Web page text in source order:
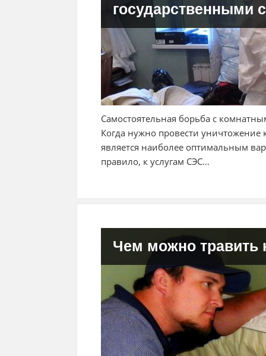
государственными
Самостоятельная борьба с
Когда нужно провести уничтожение
является наиболее оптимальным
правило, к услугам СЭС…
Чем можно травить